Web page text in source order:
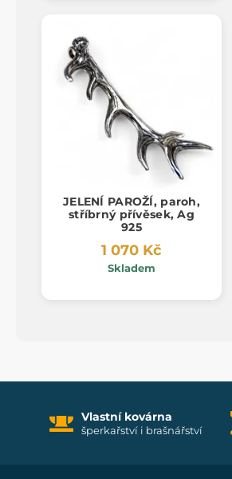
JELENÍ PAROŽÍ, paroh,
stříbrný přívěsek, Ag
925
1 070 Kč
Skladem
Vlastní kovárna
šperkařství i brašnářství